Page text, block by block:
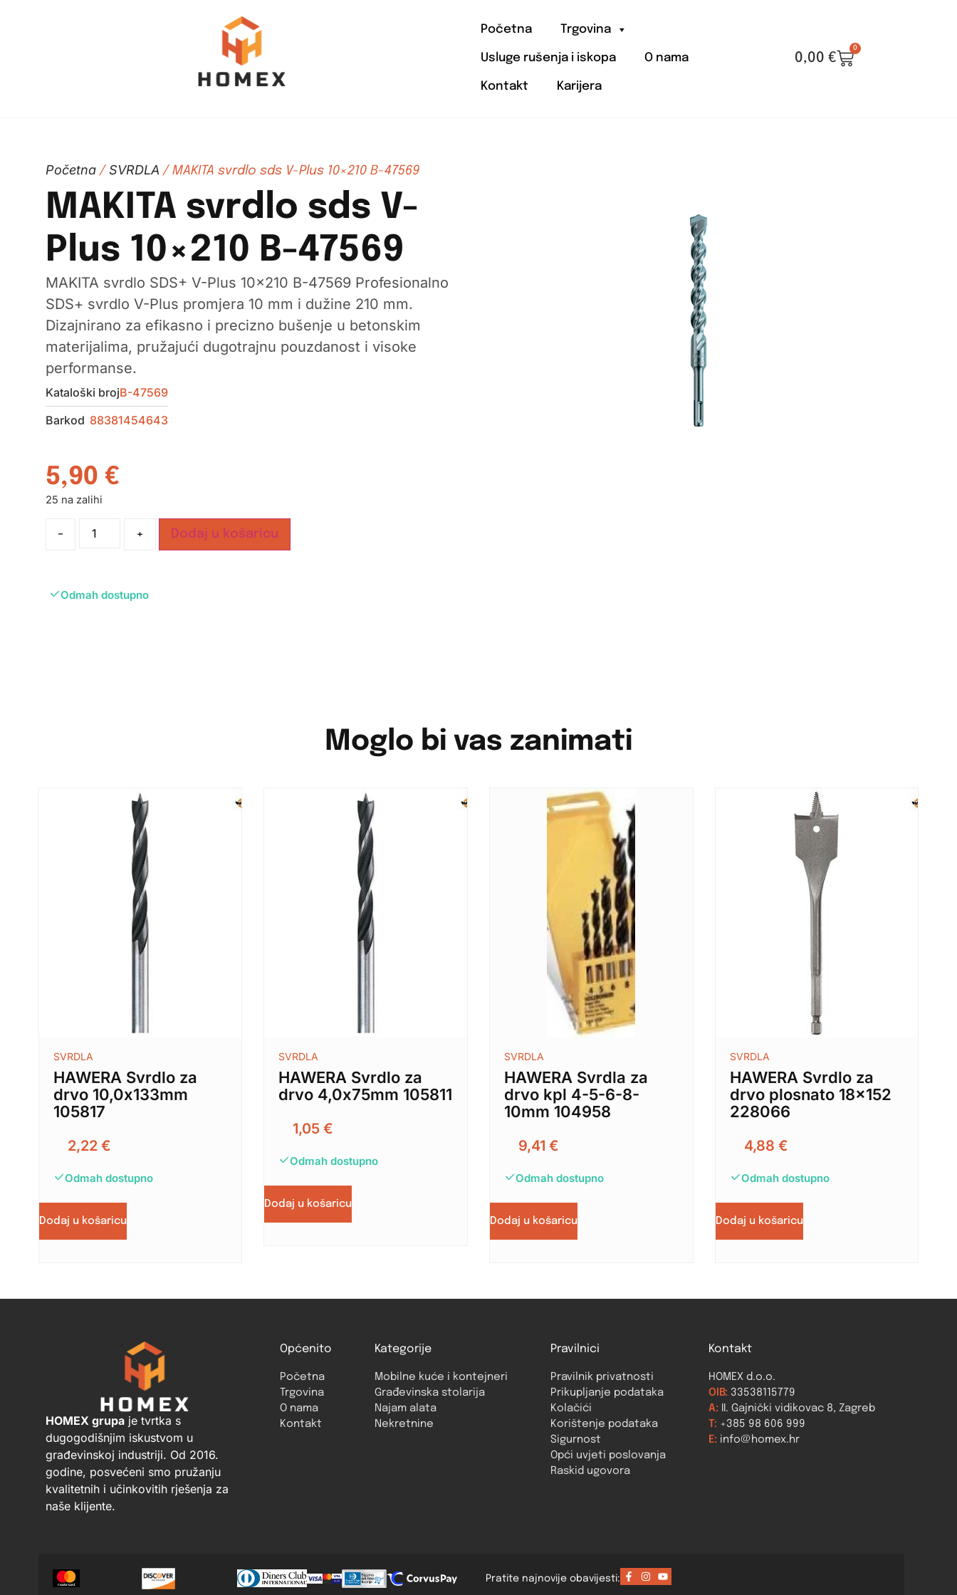
Početna Trgovina
Usluge rušenja i iskopa O nama
Kontakt Karijera
0,00 €
0
Početna/ SVRDLA / MAKITA svrdlo sds V-Plus 10×210 B-47569
MAKITA svrdlo sds V-
Plus 10×210 B-47569
MAKITA svrdlo SDS+ V-Plus 10×210 B-47569 Profesionalno
SDS+ svrdlo V-Plus promjera 10 mm i dužine 210 mm.
Dizajnirano za efikasno i precizno bušenje u betonskim
materijalima, pružajući dugotrajnu pouzdanost i visoke
performanse.
Kataloški brojB-47569
Barkod 88381454643
5,90 €
25 na zalihi
- + Dodaj u košaricu
Odmah dostupno
Moglo bi vas zanimati
SVRDLA
HAWERA Svrdlo za
drvo 10,0x133mm
105817
2,22 €
Odmah dostupno
Dodaj u košaricu
SVRDLA
HAWERA Svrdlo za
drvo 4,0x75mm 105811
1,05€
Odmah dostupno
Dodaj u košaricu
SVRDLA
HAWERA Svrdla za
drvo kpl 4-5-6-8-
10mm 104958
9,41 €
Odmah dostupno
Dodaj u košaricu
SVRDLA
HAWERA Svrdlo za
drvo plosnato 18×152
228066
4,88 €
Odmah dostupno
Dodaj u košaricu
HOMEX grupaje tvrtka s
dugogodišnjim iskustvom u
građevinskoj industriji. Od 2016.
godine, posvećeni smo pružanju
kvalitetnih i učinkovitih rješenja za
naše klijente.
Općenito
Početna
Trgovina
O nama
Kontakt
Kategorije
Mobilne kuće i kontejneri
Građevinska stolarija
Najam alata
Nekretnine
Pravilnici
Pravilnik privatnosti
Prikupljanje podataka
Kolačići
Korištenje podataka
Sigurnost
Opći uvjeti poslovanja
Raskid ugovora
Kontakt
HOMEX d.o.o.
OIB: 33538115779
A: II. Gajnički vidikovac 8, Zagreb
T: +385 98 606 999
E: info@homex.hr
Pratite najnovije obavijesti: